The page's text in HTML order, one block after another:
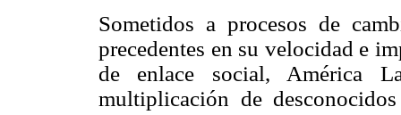
Sometidos a procesos de
precedentes en su velocidad e
de enlace social, América
multiplicación de